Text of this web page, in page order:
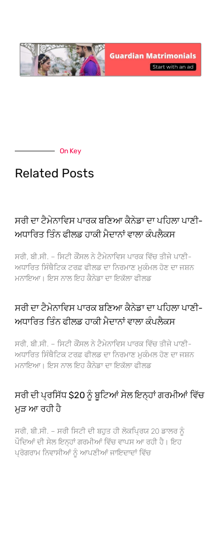
On Key
Related Posts
ਸਰੀ ਦਾ ਟੈਮੇਨਾਵਿਸ ਪਾਰਕ ਬਣਿਆ ਕੈਨੇਡਾ ਦਾ ਪਹਿਲਾ ਪਾਣੀ-
ਅਧਾਰਿਤ ਤਿੰਨ ਫੀਲਡ ਹਾਕੀ ਮੈਦਾਨਾਂ ਵਾਲਾ ਕੰਪਲੈਕਸ
ਸਰੀ, ਬੀ.ਸੀ. – ਸਿਟੀ ਕੌਂਸਲ ਨੇ ਟੈਮੇਨਾਵਿਸ ਪਾਰਕ ਵਿੱਚ ਤੀਜੇ ਪਾਣੀ-
ਅਧਾਰਿਤ ਸਿੰਥੈਟਿਕ ਟਰਫ਼ ਫੀਲਡ ਦਾ ਨਿਰਮਾਣ ਮੁਕੰਮਲ ਹੋਣ ਦਾ ਜਸ਼ਨ
ਮਨਾਇਆ। ਇਸ ਨਾਲ ਇਹ ਕੈਨੇਡਾ ਦਾ ਇਕੱਲਾ ਫੀਲਡ
ਸਰੀ ਦਾ ਟੈਮੇਨਾਵਿਸ ਪਾਰਕ ਬਣਿਆ ਕੈਨੇਡਾ ਦਾ ਪਹਿਲਾ ਪਾਣੀ-
ਅਧਾਰਿਤ ਤਿੰਨ ਫੀਲਡ ਹਾਕੀ ਮੈਦਾਨਾਂ ਵਾਲਾ ਕੰਪਲੈਕਸ
ਸਰੀ, ਬੀ.ਸੀ. – ਸਿਟੀ ਕੌਂਸਲ ਨੇ ਟੈਮੇਨਾਵਿਸ ਪਾਰਕ ਵਿੱਚ ਤੀਜੇ ਪਾਣੀ-
ਅਧਾਰਿਤ ਸਿੰਥੈਟਿਕ ਟਰਫ਼ ਫੀਲਡ ਦਾ ਨਿਰਮਾਣ ਮੁਕੰਮਲ ਹੋਣ ਦਾ ਜਸ਼ਨ
ਮਨਾਇਆ। ਇਸ ਨਾਲ ਇਹ ਕੈਨੇਡਾ ਦਾ ਇਕੱਲਾ ਫੀਲਡ
ਸਰੀ ਦੀ ਪ੍ਰਸਿੱਧ $20 ਨੂੰ ਬੂਟਿਆਂ ਸੇਲ ਇਨ੍ਹਾਂ ਗਰਮੀਆਂ ਵਿੱਚ
ਮੁੜ ਆ ਰਹੀ ਹੈ
ਸਰੀ, ਬੀ.ਸੀ. – ਸਰੀ ਸਿਟੀ ਦੀ ਬਹੁਤ ਹੀ ਲੋਕਪ੍ਰਿਯ 20 ਡਾਲਰ ਨੂੰ
ਪੌਦਿਆਂ ਦੀ ਸੇਲ ਇਨ੍ਹਾਂ ਗਰਮੀਆਂ ਵਿੱਚ ਵਾਪਸ ਆ ਰਹੀ ਹੈ। ਇਹ
ਪ੍ਰੋਗਰਾਮ ਨਿਵਾਸੀਆਂ ਨੂੰ ਆਪਣੀਆਂ ਜਾਇਦਾਦਾਂ ਵਿੱਚ